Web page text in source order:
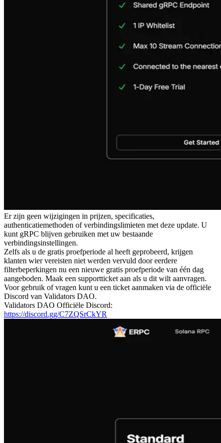
Er zijn geen wijzigingen in prijzen, specificaties,
authenticatiemethoden of verbindingslimieten met deze update. U
kunt gRPC blijven gebruiken met uw bestaande
verbindingsinstellingen.
Zelfs als u de gratis proefperiode al heeft geprobeerd, krijgen
klanten wier vereisten niet werden vervuld door eerdere
filterbeperkingen nu een nieuwe gratis proefperiode van één dag
aangeboden. Maak een supportticket aan als u dit wilt aanvragen.
Voor gebruik of vragen kunt u een ticket aanmaken via de officiële
Discord van Validators DAO.
Validators DAO Officiële Discord:
https://discord.gg/C7ZQSrCkYR